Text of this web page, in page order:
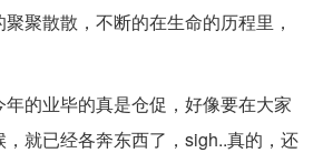
聚散散，不断的在生命的历程里，
的业毕的真是仓促，好像要在大家
就已经各奔东西了，sigh..真的，还